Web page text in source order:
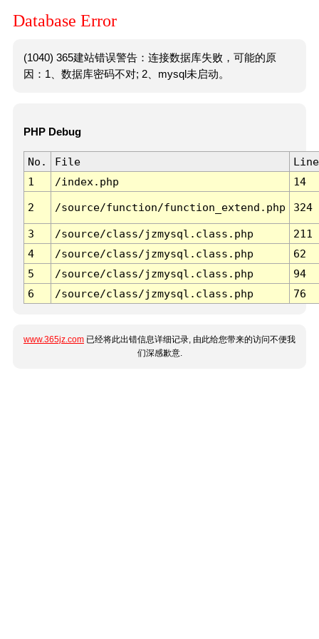
Database Error
(1040) 365建站错误警告：连接数据库失败，可能的原
因：1、数据库密码不对; 2、mysql未启动。
PHP Debug
No. File
Line
1
/index.php 14
2 /source/function/function_extend.php 324
3 /source/class/jzmysql.class.php
211
4
/source/class/jzmysql.class.php
62
5
/source/class/jzmysql.class.php
94
6
/source/class/jzmysql.class.php 76
www.365jz.com 已经将此出错信息详细记录, 由此给您带来的访问不便我
们深感歉意.